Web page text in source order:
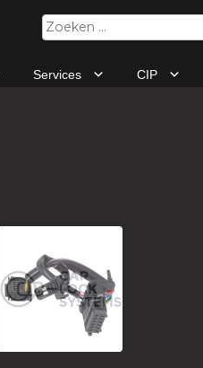
Zoeken
naar:
Services CIP